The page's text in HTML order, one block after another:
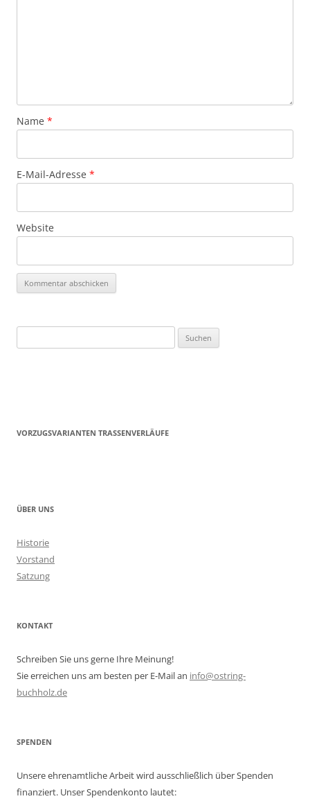
Name *
E-Mail-Adresse *
Website
nach:
VORZUGSVARIANTEN TRASSENVERLÄUFE
ÜBER UNS
Historie
Vorstand
Satzung
KONTAKT
Schreiben Sie uns gerne Ihre Meinung!
Sie erreichen uns am besten per E-Mail an info@ostring-
buchholz.de
SPENDEN
Unsere ehrenamtliche Arbeit wird ausschließlich über Spenden
finanziert. Unser Spendenkonto lautet: